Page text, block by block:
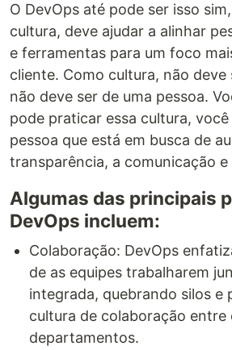
O DevOps até pode ser isso
cultura, deve ajudar a alinhar
e ferramentas para um foco
cliente. Como cultura, não deve
não deve ser de uma pessoa.
pode praticar essa cultura, você
pessoa que está em busca de
transparência, a comunicação
Algumas das principais
DevOps incluem:
Colaboração: DevOps
de as equipes trabalharem
integrada, quebrando silos e
cultura de colaboração entre
departamentos.